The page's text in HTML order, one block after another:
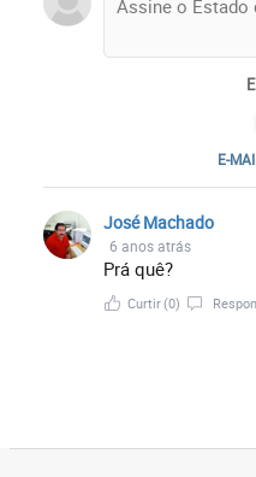
E-
José Machado
6 anos atrás
Prá quê?
Curtir(0)